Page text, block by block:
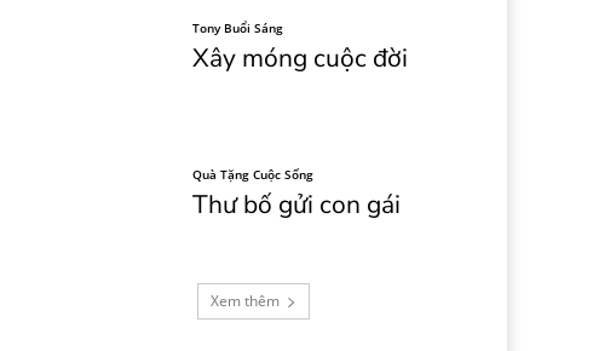
Tony Buổi Sáng
Xây móng cuộc đời
Quà Tặng Cuộc Sống
Thư bố gửi con gái
Xem thêm